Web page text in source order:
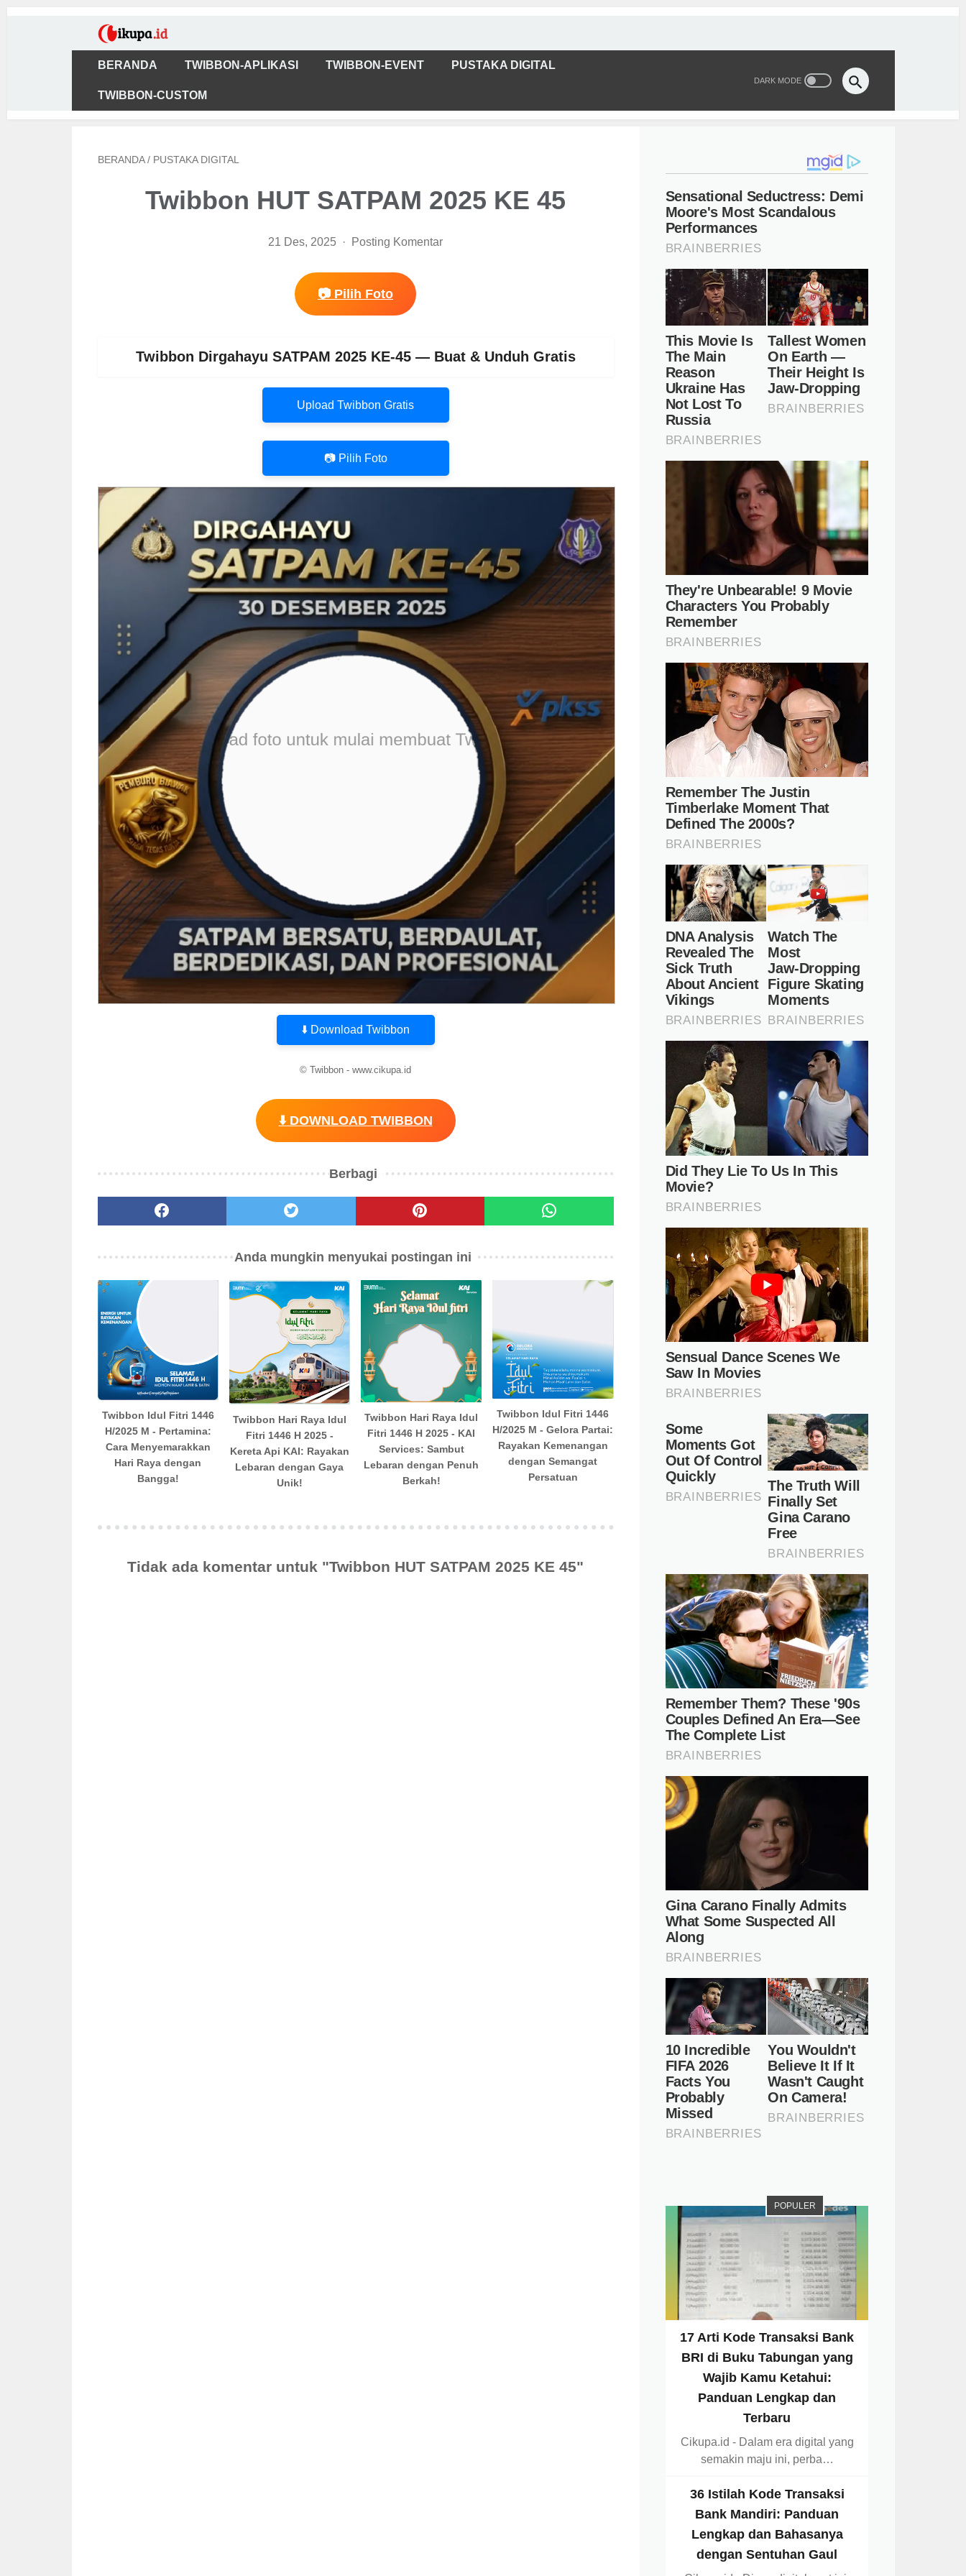
BERANDA TWIBBON-APLIKASI TWIBBON-EVENT PUSTAKA DIGITAL
TWIBBON-CUSTOM
BERANDA / PUSTAKA DIGITAL
Twibbon HUT SATPAM 2025 KE 45
21 Des, 2025 Posting Komentar
📷 Pilih Foto
Twibbon Dirgahayu SATPAM 2025 KE-45 — Buat & Unduh Gratis
Upload Twibbon Gratis
📷 Pilih Foto
⬇️ Download Twibbon
© Twibbon - www.cikupa.id
⬇️ DOWNLOAD TWIBBON
Berbagi
Anda mungkin menyukai postingan ini
Twibbon Idul Fitri 1446
H/2025 M - Pertamina:
Cara Menyemarakkan
Hari Raya dengan
Bangga!
Twibbon Hari Raya Idul
Fitri 1446 H 2025 -
Kereta Api KAI: Rayakan
Lebaran dengan Gaya
Unik!
Twibbon Hari Raya Idul
Fitri 1446 H 2025 - KAI
Services: Sambut
Lebaran dengan Penuh
Berkah!
Twibbon Idul Fitri 1446
H/2025 M - Gelora Partai:
Rayakan Kemenangan
dengan Semangat
Persatuan
Tidak ada komentar untuk "Twibbon HUT SATPAM 2025 KE 45"
POPULER
17 Arti Kode Transaksi Bank
BRI di Buku Tabungan yang
Wajib Kamu Ketahui:
Panduan Lengkap dan
Terbaru
Cikupa.id - Dalam era digital yang
semakin maju ini, perba…
36 Istilah Kode Transaksi
Bank Mandiri: Panduan
Lengkap dan Bahasanya
dengan Sentuhan Gaul